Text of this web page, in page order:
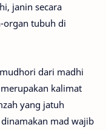
janin secara
organ tubuh di
mad wajib